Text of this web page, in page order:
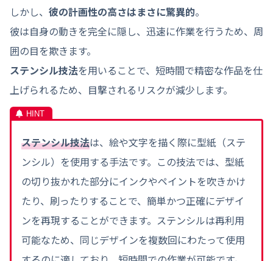
しかし、 彼の計画性の高さはまさに驚異的。
彼は自身の動きを完全に隠し、迅速に作業を行うため、周
囲の目を欺きます。
ステンシル技法を用いることで、短時間で精密な作品を仕
上げられるため、目撃されるリスクが減少します。
ステンシル技法は、絵や文字を描く際に型紙（ステ
ンシル）を使用する手法です。この技法では、型紙
の切り抜かれた部分にインクやペイントを吹きかけ
たり、刷ったりすることで、簡単かつ正確にデザイ
ンを再現することができます。ステンシルは再利用
可能なため、同じデザインを複数回にわたって使用